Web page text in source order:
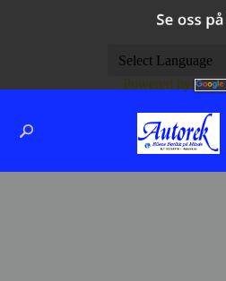
Powered by